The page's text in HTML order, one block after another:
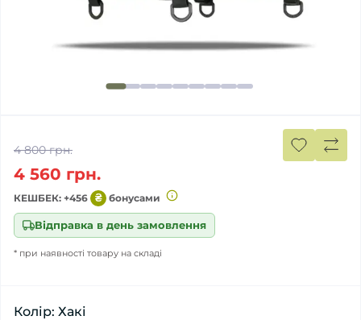
Відправка в день замовлення
* при наявності товару на складі
4 800 грн.
4 560 грн.
КЕШБЕК: +456 ₴ бонусами
Колір: Хакі